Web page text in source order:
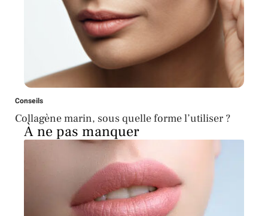
Conseils
Collagène marin, sous quelle forme l’utiliser ?
À ne pas manquer